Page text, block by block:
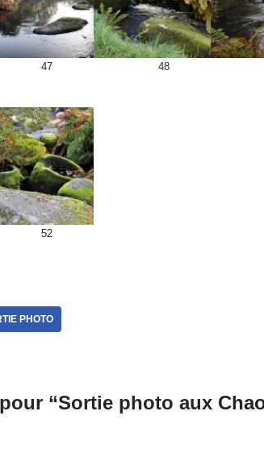
47 48
52
PHOTO
“Sortie photo aux